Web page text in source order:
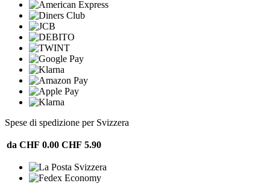
Spese di spedizione per Svizzera
da CHF 0.00 CHF 5.90